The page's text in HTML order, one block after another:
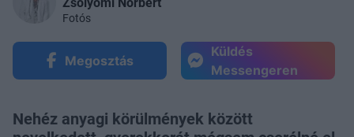
Zsólyomi Norbert
Fotós
Megosztás
Küldés
Messengeren
Nehéz anyagi körülmények között